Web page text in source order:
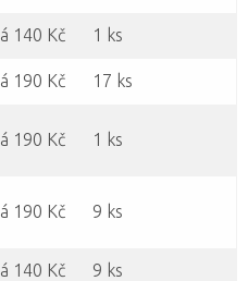
á 140 Kč 1 ks
á 190 Kč 17 ks
á 190 Kč 1 ks
á 190 Kč 9 ks
á 140 Kč 9 ks